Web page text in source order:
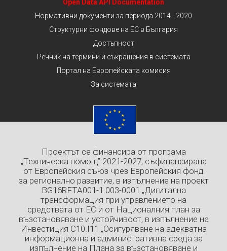
Open Data API Documentation
Нормативни документи за периода 2014 - 2020
Структурни фондове на ЕС в България
Достъпност
Речник на термини и съкращения в системата
Портал на Европейската комисия
За системата
Проектът се финансира от програма
„Техническа помощ” 2021-2027, съфинансирана
от Европейския съюз чрез Европейския фонд
за регионално развитие, в изпълнение на проект
BG16RFTA001-1.003-0001 „Дигитална
трансформация при управлението на
средствата от ЕС и от Националния план за
възстановяване и устойчивост, в изпълнение на
Инвестиция C10.I11 „Осигуряване на адекватна
информационна и административна среда за
изпълнение на Плана за възстановяване и